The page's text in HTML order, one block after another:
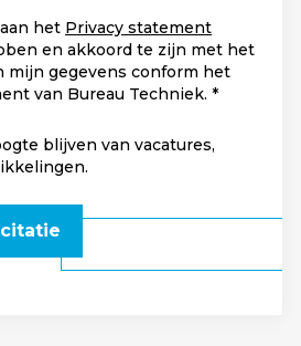
het Privacy statement
en akkoord te zijn met het
mijn gegevens conform het
van Bureau Techniek.
blijven van vacatures,